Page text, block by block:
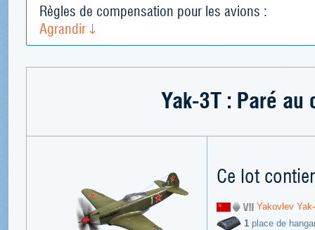
Règles de compensation pour les avions :
Agrandir
Yak-3T : Paré au
Ce lot
Yakovlev
1 place de